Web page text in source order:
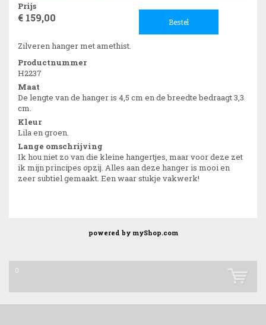
Prijs
€ 159,00 Bestel
Zilveren hanger met amethist.
Productnummer
H2237
Maat
De lengte van de hanger is 4,5 cm en de breedte bedraagt 3,3
cm.
Kleur
Lila en groen.
Lange omschrijving
Ik hou niet zo van die kleine hangertjes, maar voor deze zet
ik mijn principes opzij. Alles aan deze hanger is mooi en
zeer subtiel gemaakt. Een waar stukje vakwerk!
powered by myShop.com
0